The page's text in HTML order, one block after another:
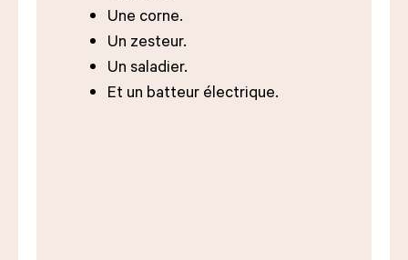
Une corne.
Un zesteur.
Un saladier.
Et un batteur électrique.